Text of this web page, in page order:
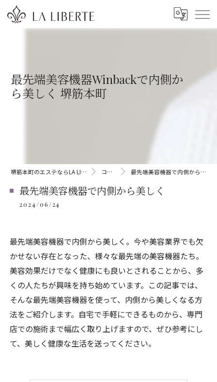
最先端美容機器Winbackで内側か
ら美しく 堺筋本町
堺筋本町のエステならLA LIBERTE コラム 最先端美容機器で内側から美しく
最先端美容機器で内側から美しく
2024/06/24
最先端美容機器で内側から美しく。今や美容業界でも欠
かせない存在となった、様々な最先端の美容機器たち。
美容効果だけでなく健康にも良いとされることから、多
くの人たちが興味を持ち始めています。この記事では、
そんな最先端美容機器を使って、内側から美しくなる方
法をご紹介します。自宅で手軽にできるものから、専門
店での施術まで幅広く取り上げますので、ぜひ参考にし
て、美しく健康な生活を送ってください。